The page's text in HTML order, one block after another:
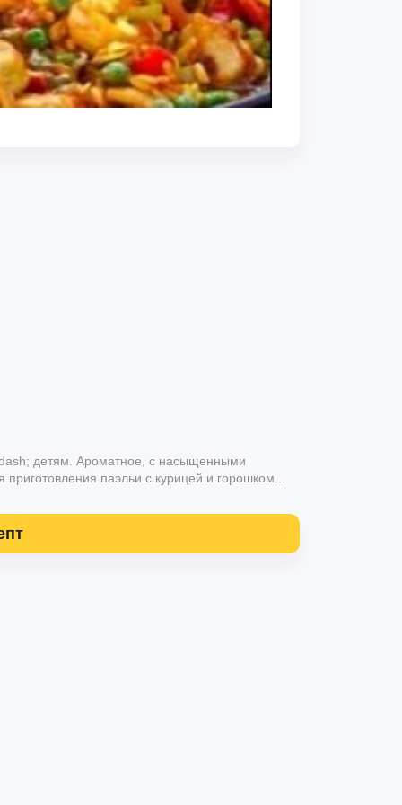
детям. Ароматное, с насыщенными
паэльи с курицей и горошком...